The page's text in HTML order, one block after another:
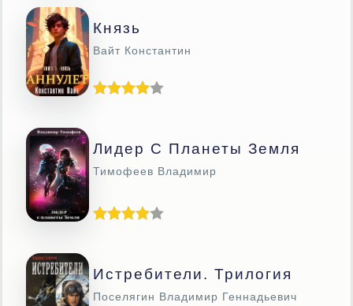
Князь
Вайт Константин
Лидер С Планеты Земля
Тимофеев Владимир
Истребители. Трилогия
Поселягин Владимир Геннадьевич